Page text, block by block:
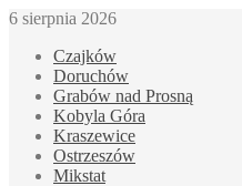
6 sierpnia 2026
Czajków
Doruchów
Grabów nad Prosną
Kobyla Góra
Kraszewice
Ostrzeszów
Mikstat